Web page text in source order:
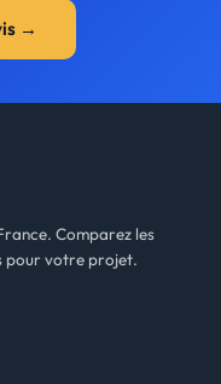
→
Comparez les
pour votre projet.